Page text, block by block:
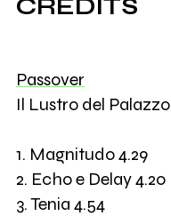
CREDITS
Passover
Il Lustro del Palazzo
1. Magnitudo 4.29
2. Echo e Delay 4.20
3. Tenia 4.54